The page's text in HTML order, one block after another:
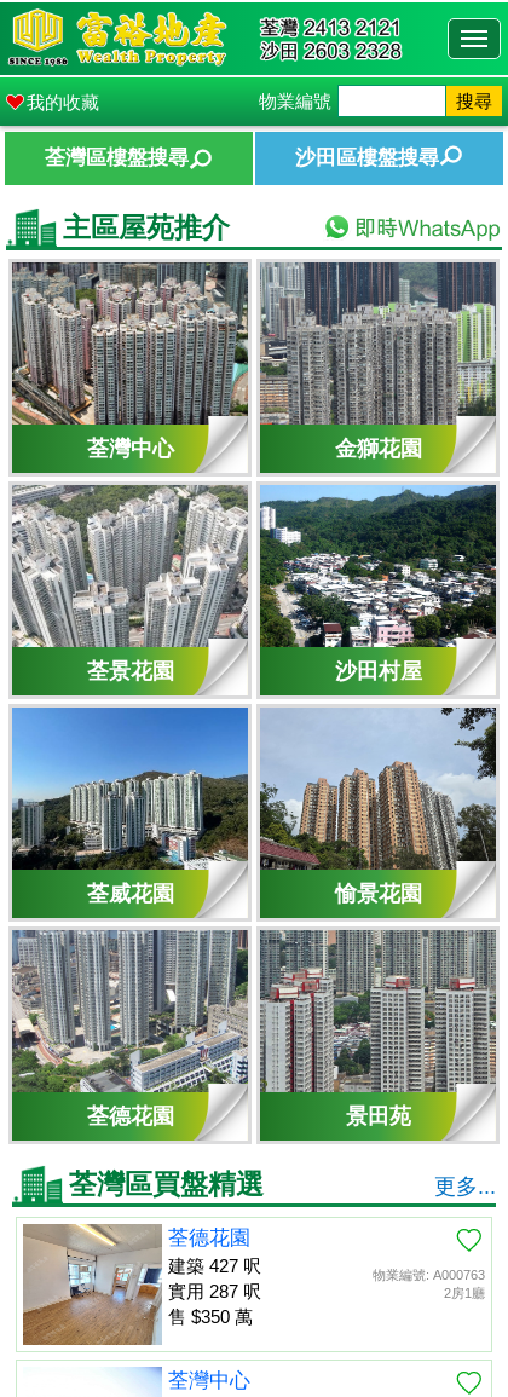
我的收藏 物業編號 搜尋
荃灣區樓盤搜尋 沙田區樓盤搜尋
主區屋苑推介
荃灣中心
荃景花園
荃威花園
荃德花園
金獅花園
沙田村屋
愉景花園
景田苑
荃灣區買盤精選 更多...
物業編號: A000763
2房1廳
荃德花園
建築 427 呎
實用 287 呎
售 $350 萬
荃灣中心